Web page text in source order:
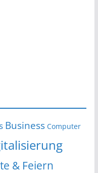
Business Computer
& Feiern